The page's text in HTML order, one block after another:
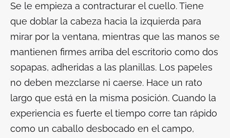
Se le empieza a contracturar el cuello. Tiene
que doblar la cabeza hacia la izquierda para
mirar por la ventana, mientras que las manos se
mantienen firmes arriba del escritorio como dos
sopapas, adheridas a las planillas. Los papeles
no deben mezclarse ni caerse. Hace un rato
largo que está en la misma posición. Cuando la
experiencia es fuerte el tiempo corre tan rápido
como un caballo desbocado en el campo,